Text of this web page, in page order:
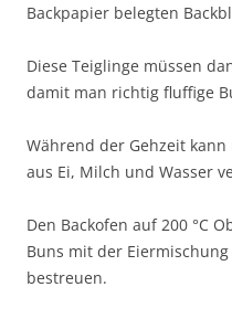
Backpapier belegten
Diese Teiglinge müssen
damit man richtig fluffige
Während der Gehzeit
aus Ei, Milch und Wasser
Den Backofen auf 200 °C
Buns mit der
bestreuen.